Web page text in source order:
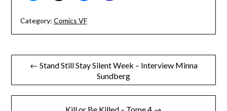
Category: Comics VF
Navigation
l’article
← Stand Still Stay Silent Week – Interview Minna
Sundberg